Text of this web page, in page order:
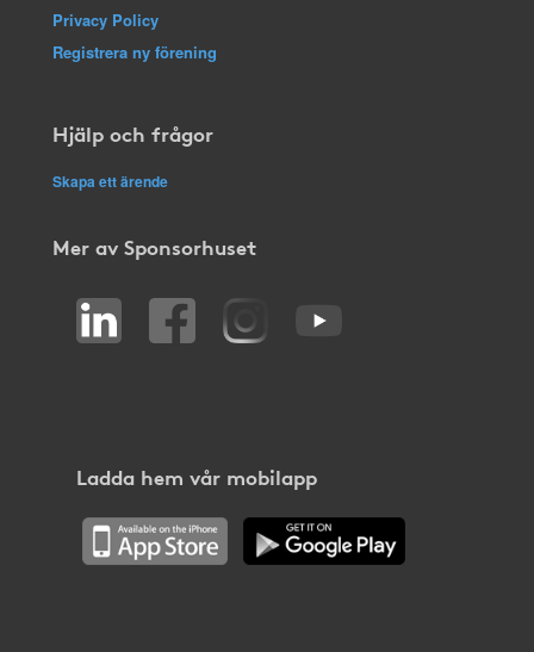
Privacy Policy
Registrera ny förening
Hjälp och frågor
Skapa ett ärende
Mer av Sponsorhuset
Ladda hem vår mobilapp